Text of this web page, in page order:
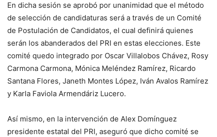
En dicha sesión se aprobó por unanimidad que el método
de selección de candidaturas será a través de un Comité
de Postulación de Candidatos, el cual definirá quienes
serán los abanderados del PRI en estas elecciones. Este
comité quedo integrado por Oscar Villalobos Chávez, Rosy
Carmona Carmona, Mónica Meléndez Ramírez, Ricardo
Santana Flores, Janeth Montes López, Iván Avalos Ramírez
y Karla Faviola Armendáriz Lucero.
Así mismo, en la intervención de Alex Domínguez
presidente estatal del PRI, aseguró que dicho comité se